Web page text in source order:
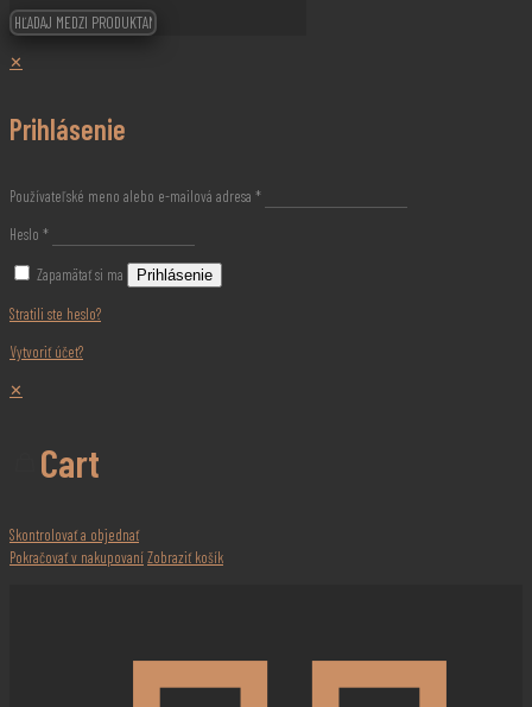
✕
Prihlásenie
Používateľské meno alebo e-mailová adresa *
Heslo *
Zapamätať si ma Prihlásenie
Stratili ste heslo?
Vytvoriť účet?
✕
Cart
Skontrolovať a objednať
Pokračovať v nakupovaníZobraziť košík